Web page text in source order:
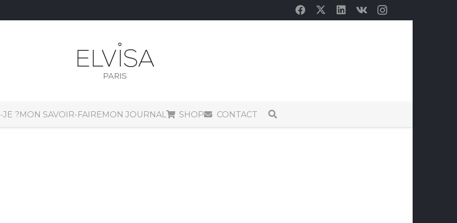
JE ?MON SAVOIR-FAIREMON JOURNAL SHOP CONTACT